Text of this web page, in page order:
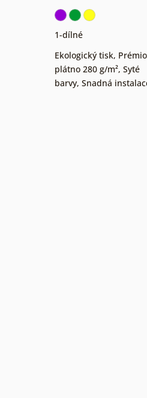
1-dílné
Ekologický tisk,
plátno 280 g/m², Syté
barvy, Snadná